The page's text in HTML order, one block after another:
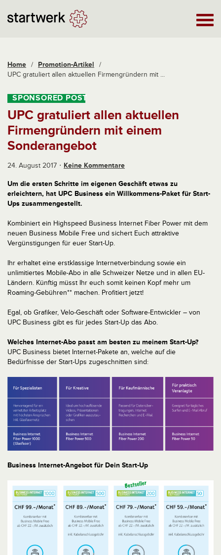
Home / Promotion-Artikel
/
UPC gratuliert allen aktuellen Firmengründern mit ...
UPC gratuliert allen aktuellen
Firmengründern mit einem
Sonderangebot
24. August 2017 Keine Kommentare
Um die ersten Schritte im eigenen Geschäft etwas zu
erleichtern, hat UPC Business ein Willkommens-Paket für Start-
Ups zusammengestellt.
Kombiniert ein Highspeed Business Internet Fiber Power mit dem
neuen Business Mobile Free und sichert Euch attraktive
Vergünstigungen für euer Start-Up.
Ihr erhaltet eine erstklassige Internetverbindung sowie ein
unlimitiertes Mobile-Abo in alle Schweizer Netze und in allen EU-
Ländern. Künftig müsst Ihr euch somit keinen Kopf mehr um
Roaming-Gebühren** machen. Profitiert jetzt!
Egal, ob Grafiker, Velo-Geschäft oder Software-Entwickler – von
UPC Business gibt es für jedes Start-Up das Abo.
Welches Internet-Abo passt am besten zu meinem Start-Up?
UPC Business bietet Internet-Pakete an, welche auf die
Bedürfnisse der Start-Ups zugeschnitten sind:
Business Internet-Angebot für Dein Start-Up